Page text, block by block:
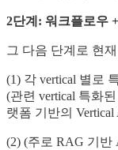
2단계: 워크플로우
그 다음 단계로 현
(1) 각 vertical 별로
(관련 vertical 특화
랫폼 기반의 Vertical
(2) (주로 RAG 기반